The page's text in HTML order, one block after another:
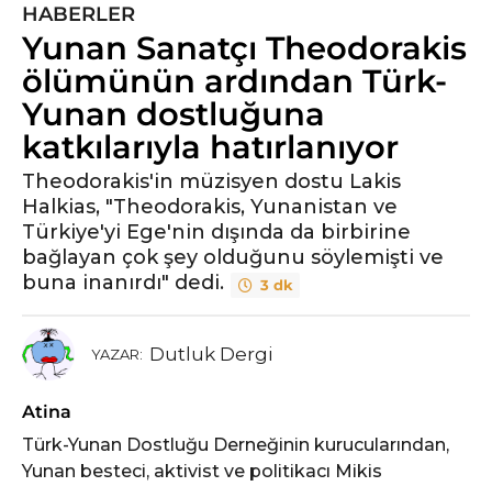
5
y
l
ö
n
c
e
5
y
ı
n
e
HABERLER
Yunan Sanatçı Theodorakis
ölümünün ardından Türk-
Yunan dostluğuna
katkılarıyla hatırlanıyor
Theodorakis'in müzisyen dostu Lakis
Halkias, "Theodorakis, Yunanistan ve
Türkiye'yi Ege'nin dışında da birbirine
bağlayan çok şey olduğunu söylemişti ve
buna inanırdı" dedi.
3 dk
YAZAR: Dutluk Dergi
Atina
Türk-Yunan Dostluğu Derneğinin kurucularından,
Yunan besteci, aktivist ve politikacı Mikis